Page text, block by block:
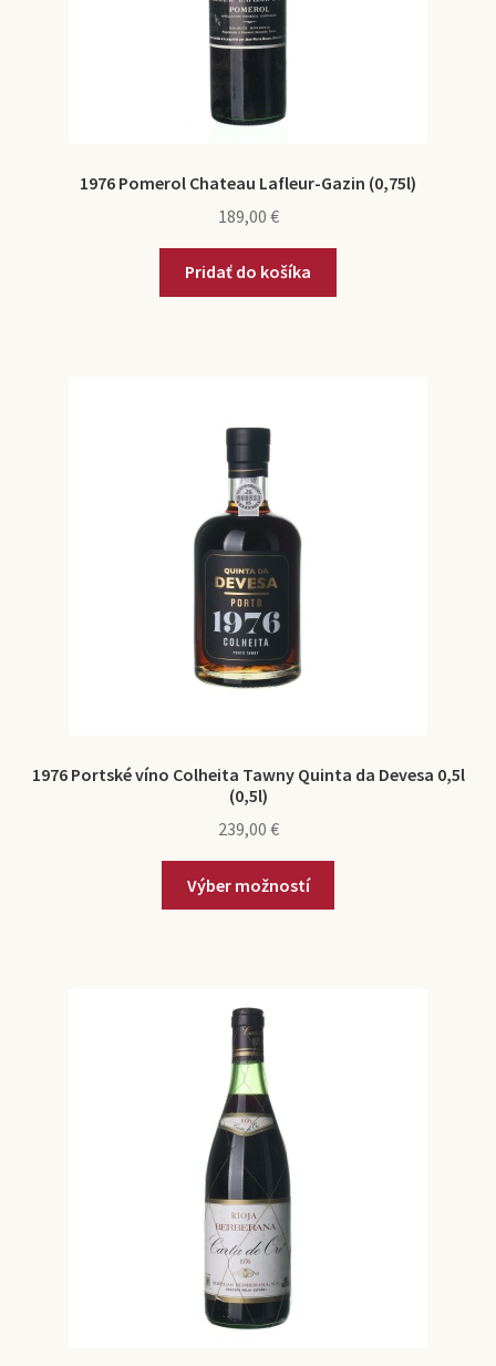
1976 Pomerol Chateau Lafleur-Gazin (0,75l)
189,00 €
Pridať do košíka
1976 Portské víno Colheita Tawny Quinta da Devesa 0,5l
(0,5l)
239,00 €
Výber možností